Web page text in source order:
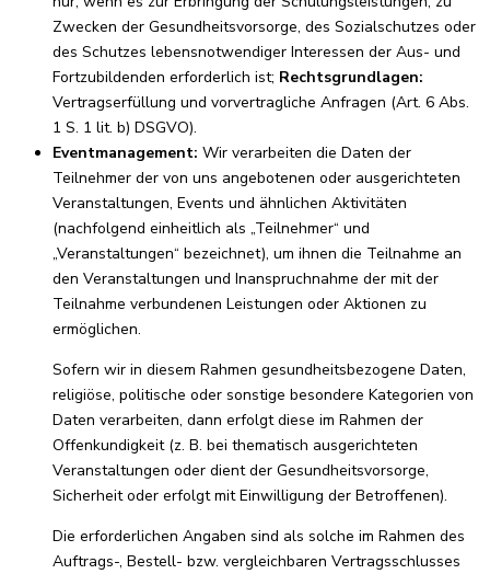
Zwecken der Gesundheitsvorsorge, des Sozialschutzes oder
des Schutzes lebensnotwendiger Interessen der Aus- und
Fortzubildenden erforderlich ist; Rechtsgrundlagen:
Vertragserfüllung und vorvertragliche Anfragen (Art. 6 Abs.
1 S. 1 lit. b) DSGVO).
Eventmanagement: Wir verarbeiten die Daten der
Teilnehmer der von uns angebotenen oder ausgerichteten
Veranstaltungen, Events und ähnlichen Aktivitäten
(nachfolgend einheitlich als „Teilnehmer“ und
„Veranstaltungen“ bezeichnet), um ihnen die Teilnahme an
den Veranstaltungen und Inanspruchnahme der mit der
Teilnahme verbundenen Leistungen oder Aktionen zu
ermöglichen.
Sofern wir in diesem Rahmen gesundheitsbezogene Daten,
religiöse, politische oder sonstige besondere Kategorien von
Daten verarbeiten, dann erfolgt diese im Rahmen der
Offenkundigkeit (z. B. bei thematisch ausgerichteten
Veranstaltungen oder dient der Gesundheitsvorsorge,
Sicherheit oder erfolgt mit Einwilligung der Betroffenen).
Die erforderlichen Angaben sind als solche im Rahmen des
Auftrags-, Bestell- bzw. vergleichbaren Vertragsschlusses